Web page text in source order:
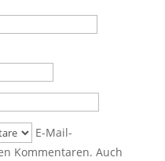
E-Mail-
Kommentaren. Auch